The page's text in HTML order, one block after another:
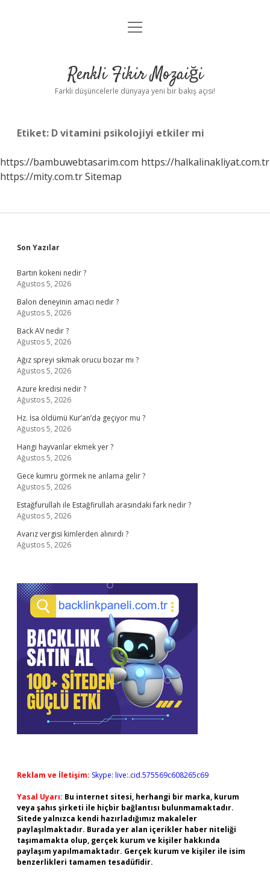
Anasayfa
Yasal Uyarı
menüyü
Renkli Fikir Mozaiği
Farklı düşüncelerle dünyaya yeni bir bakış açısı!
Etiket: D vitamini psikolojiyi etkiler mi
https://bambuwebtasarim.com https://halkalinakliyat.com.tr
https://mity.com.trSitemap
Sidebar
Son Yazılar
Bartın kokeni nedir ?
Ağustos 5, 2026
Balon deneyinin amacı nedir ?
Ağustos 5, 2026
Back AV nedir ?
Ağustos 5, 2026
Ağız spreyi sıkmak orucu bozar mı ?
Ağustos 5, 2026
Azure kredisi nedir ?
Ağustos 5, 2026
Hz. İsa öldümü Kur’an’da geçiyor mu ?
Ağustos 5, 2026
Hangi hayvanlar ekmek yer ?
Ağustos 5, 2026
Gece kumru görmek ne anlama gelir ?
Ağustos 5, 2026
Estağfurullah ile Estağfirullah arasındaki fark nedir ?
Ağustos 5, 2026
Avarız vergisi kimlerden alınırdı ?
Ağustos 5, 2026
Reklam ve İletişim: Skype: live:.cid.575569c608265c69
Yasal Uyarı: Bu internet sitesi, herhangi bir marka, kurum
veya şahıs şirketi ile hiçbir bağlantısı bulunmamaktadır.
Sitede yalnızca kendi hazırladığımız makaleler
paylaşılmaktadır. Burada yer alan içerikler haber niteliği
taşımamakta olup, gerçek kurum ve kişiler hakkında
paylaşım yapılmamaktadır. Gerçek kurum ve kişiler ile isim
benzerlikleri tamamen tesadüfidir.